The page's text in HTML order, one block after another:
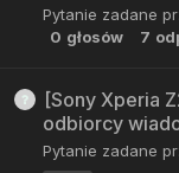
Pytanie zadane
0 głosów 7
[Sony Xperia
odbiorcy
Pytanie zadane